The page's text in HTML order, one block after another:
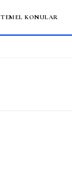
TEMEL KONULAR